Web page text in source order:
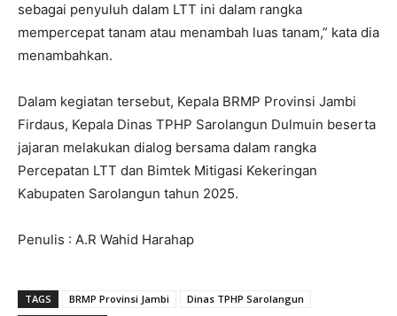
sebagai penyuluh dalam LTT ini dalam rangka
mempercepat tanam atau menambah luas tanam,” kata dia
menambahkan.
Dalam kegiatan tersebut, Kepala BRMP Provinsi Jambi
Firdaus, Kepala Dinas TPHP Sarolangun Dulmuin beserta
jajaran melakukan dialog bersama dalam rangka
Percepatan LTT dan Bimtek Mitigasi Kekeringan
Kabupaten Sarolangun tahun 2025.
Penulis : A.R Wahid Harahap
TAGS BRMP Provinsi Jambi Dinas TPHP Sarolangun